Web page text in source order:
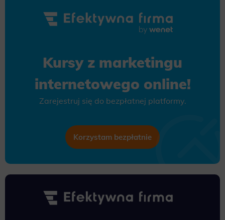
Kursy z marketingu
internetowego online!
Zarejestruj się do bezpłatnej platformy.
Korzystam bezpłatnie